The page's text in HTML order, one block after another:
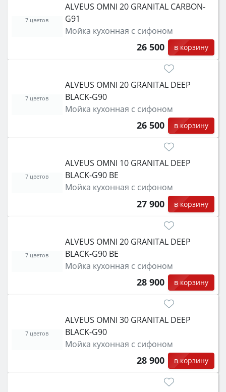
ALVEUS OMNI 20 GRANITAL CARBON-
G91
Мойка кухонная с сифоном
26 500 в корзину
7 цветов
ALVEUS OMNI 20 GRANITAL DEEP
BLACK-G90
Мойка кухонная с сифоном
26 500 в корзину
7 цветов
ALVEUS OMNI 10 GRANITAL DEEP
BLACK-G90 BE
Мойка кухонная с сифоном
27 900 в корзину
7 цветов
ALVEUS OMNI 20 GRANITAL DEEP
BLACK-G90 BE
Мойка кухонная с сифоном
28 900 в корзину
7 цветов
ALVEUS OMNI 30 GRANITAL DEEP
BLACK-G90
Мойка кухонная с сифоном
28 900 в корзину
7 цветов